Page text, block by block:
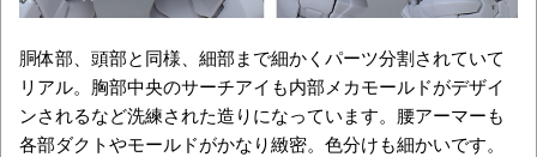
胴体部、頭部と同様、細部まで細かくパーツ分割されていて
リアル。胸部中央のサーチアイも内部メカモールドがデザイ
ンされるなど洗練された造りになっています。腰アーマーも
各部ダクトやモールドがかなり緻密。色分けも細かいです。